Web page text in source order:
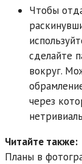
Чтобы
сделайте
вокруг.
через
Читайте также:
Планы в